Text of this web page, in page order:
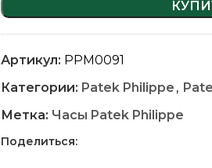
Артикул: PPM0091
Категории: Patek Philippe ,
Метка: Часы Patek Philippe
Поделиться: